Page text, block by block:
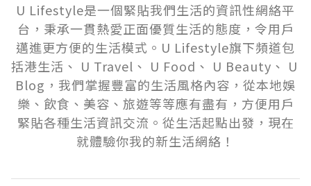
U Lifestyle是一個緊貼我們生活的資訊性網絡平
台，秉承一貫熱愛正面優質生活的態度，令用戶
邁進更方便的生活模式。U Lifestyle旗下頻道包
括港生活、 U Travel、 U Food、 U Beauty、 U
Blog，我們掌握豐富的生活風格內容，從本地娛
樂、飲食、美容、旅遊等等應有盡有，方便用戶
緊貼各種生活資訊交流。從生活起點出發，現在
就體驗你我的新生活網絡！